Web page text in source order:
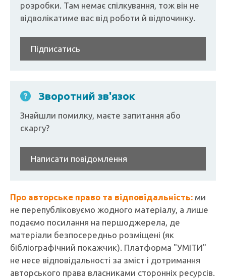
розробки. Там немає спілкування, тож він не
відволікатиме вас від роботи й відпочинку.
Підписатись
Зворотний зв'язок
Знайшли помилку, маєте запитання або
скаргу?
Написати повідомлення
Про авторське право та відповідальність: ми
не перепубліковуємо жодного матеріалу, а лише
подаємо посилання на першоджерела, де
матеріали безпосередньо розміщені (як
бібліографічний покажчик). Платформа "УМІТИ"
не несе відповідальності за зміст і дотримання
авторського права власниками сторонніх ресурсів.